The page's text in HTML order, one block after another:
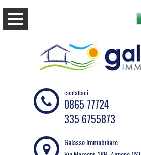
contattaci
0865 77724
335 6755873
Galasso Immobiliare